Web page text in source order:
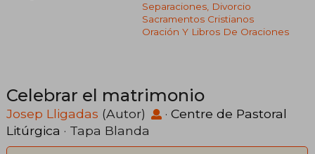
Separaciones, Divorcio
Sacramentos Cristianos
Oración Y Libros De Oraciones
Celebrar el matrimonio
Josep Lligadas (Autor) · Centre de Pastoral
Litúrgica · Tapa Blanda